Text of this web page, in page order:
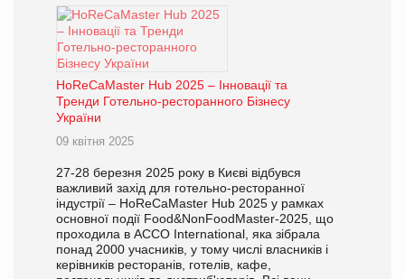
HoReCaMaster Hub 2025 – Інновації та
Тренди Готельно-ресторанного Бізнесу
України
09 квітня 2025
27-28 березня 2025 року в Києві відбувся
важливий захід для готельно-ресторанної
індустрії – HoReCaMaster Hub 2025 у рамках
основної події Food&NonFoodMaster-2025, що
проходила в ACCO International, яка зібрала
понад 2000 учасників, у тому числі власників і
керівників ресторанів, готелів, кафе,